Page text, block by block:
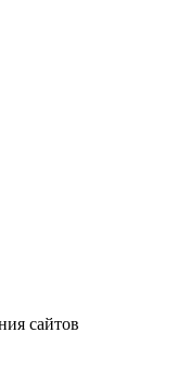
сайтов